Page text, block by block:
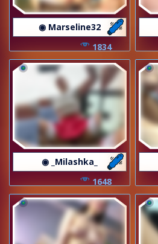
◉ Marseline32
1834
◉ _Milashka_
1648